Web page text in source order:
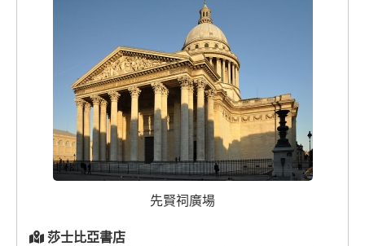
先賢祠廣場
莎士比亞書店